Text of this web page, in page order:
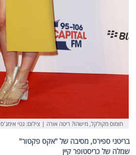
חומוס מקולקל, מישהו? ריטה אורה | צילום: גטי אימג'ס
בריטני ספירס, מסיבה של "אקס פקטור"
שמלה של כריסטופר קיין